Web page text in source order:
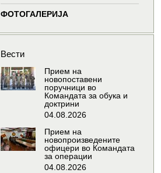
ФОТОГАЛЕРИЈА
Вести
Прием на
новопоставени
поручници во
Командата за обука и
доктрини
04.08.2026
Прием на
новопроизведените
офицери во Командата
за операции
04.08.2026